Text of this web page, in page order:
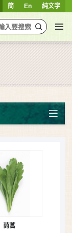
简 En 純文字
茼蒿